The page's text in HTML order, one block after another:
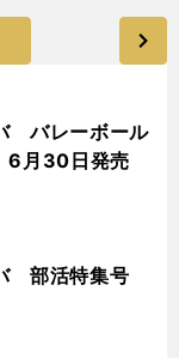
バレーボール
月30日発売
部活特集号